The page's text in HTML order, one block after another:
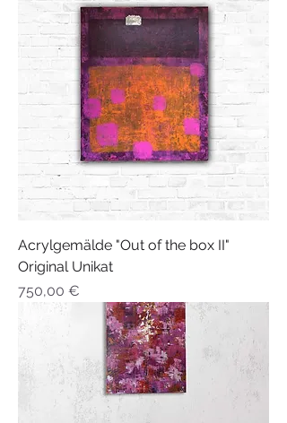
Acrylgemälde "Out of the box II"
Original Unikat
Preis
750,00 €